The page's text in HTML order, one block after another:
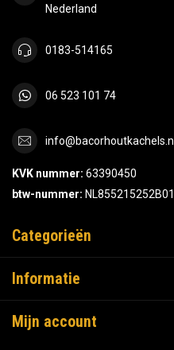
Nederland
0183-514165
06 523 101 74
info@bacorhoutkachels.nl
KVK nummer: 63390450
btw-nummer: NL855215252B01
Categorieën
Informatie
Mijn account